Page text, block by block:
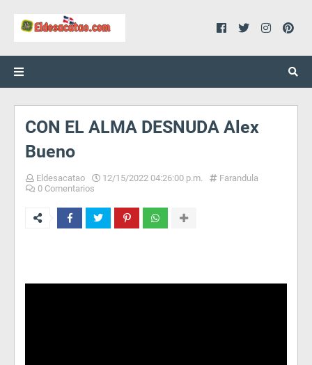
CON EL ALMA DESNUDA Alex
Bueno
Eldesacatao 12/15/2022 04:26:00 p.m.
Farandula
0 Comentarios